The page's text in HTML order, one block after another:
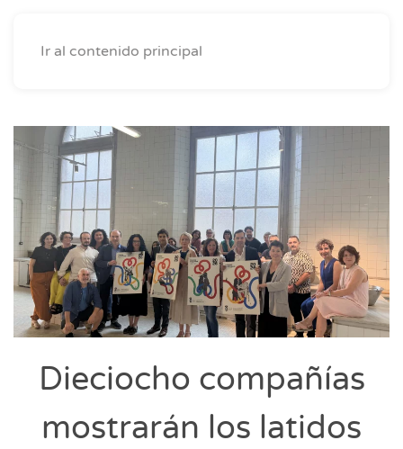
Ir al contenido principal
Dieciocho compañías
mostrarán los latidos